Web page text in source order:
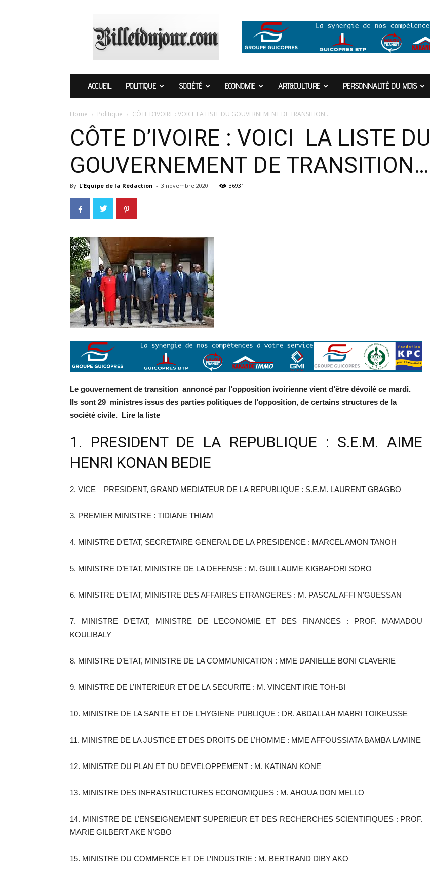
ACCUEIL POLITIQUE SOCIÉTÉ ECONOMIE ART&CULTURE PERSONNALITÉ DU MOIS
Home Politique CÔTE D’IVOIRE : VOICI LA LISTE DU GOUVERNEMENT DE TRANSITION…
CÔTE D’IVOIRE : VOICI LA LISTE DU
GOUVERNEMENT DE TRANSITION…
By L'Equipe de la Rédaction - 3 novembre 2020 36931
Le gouvernement de transition annoncé par l’opposition ivoirienne vient d’être dévoilé ce mardi.
Ils sont 29 ministres issus des parties politiques de l’opposition, de certains structures de la
société civile. Lire la liste
1. PRESIDENT DE LA REPUBLIQUE : S.E.M. AIME
HENRI KONAN BEDIE
2. VICE – PRESIDENT, GRAND MEDIATEUR DE LA REPUBLIQUE : S.E.M. LAURENT GBAGBO
3. PREMIER MINISTRE : TIDIANE THIAM
4. MINISTRE D’ETAT, SECRETAIRE GENERAL DE LA PRESIDENCE : MARCEL AMON TANOH
5. MINISTRE D’ETAT, MINISTRE DE LA DEFENSE : M. GUILLAUME KIGBAFORI SORO
6. MINISTRE D’ETAT, MINISTRE DES AFFAIRES ETRANGERES : M. PASCAL AFFI N’GUESSAN
7. MINISTRE D’ETAT, MINISTRE DE L’ECONOMIE ET DES FINANCES : PROF. MAMADOU
KOULIBALY
8. MINISTRE D’ETAT, MINISTRE DE LA COMMUNICATION : MME DANIELLE BONI CLAVERIE
9. MINISTRE DE L’INTERIEUR ET DE LA SECURITE : M. VINCENT IRIE TOH-BI
10. MINISTRE DE LA SANTE ET DE L’HYGIENE PUBLIQUE : DR. ABDALLAH MABRI TOIKEUSSE
11. MINISTRE DE LA JUSTICE ET DES DROITS DE L’HOMME : MME AFFOUSSIATA BAMBA LAMINE
12. MINISTRE DU PLAN ET DU DEVELOPPEMENT : M. KATINAN KONE
13. MINISTRE DES INFRASTRUCTURES ECONOMIQUES : M. AHOUA DON MELLO
14. MINISTRE DE L’ENSEIGNEMENT SUPERIEUR ET DES RECHERCHES SCIENTIFIQUES : PROF.
MARIE GILBERT AKE N’GBO
15. MINISTRE DU COMMERCE ET DE L’INDUSTRIE : M. BERTRAND DIBY AKO